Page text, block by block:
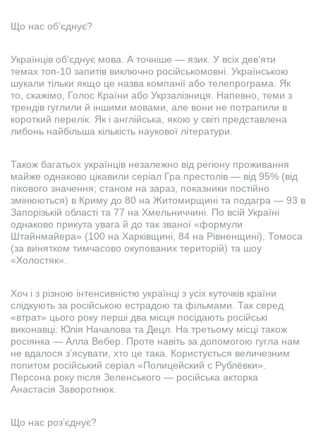
Що нас об’єднує?
Українців об’єднує мова. А точніше — язик. У всіх дев’яти
темах топ-10 запитів виключно російськомовні. Українською
шукали тільки якщо це назва компанії або телепрограма. Як
то, скажімо, Голос Країни або Укрзалізниця. Напевно, теми з
трендів гуглили й іншими мовами, але вони не потрапили в
короткий перелік. Як і англійська, якою у світі представлена
либонь найбільша кількість наукової літератури.
Також багатьох українців незалежно від регіону проживання
майже однаково цікавили серіал Гра престолів — від 95% (від
пікового значення; станом на зараз, показники постійно
змінюються) в Криму до 80 на Житомирщині та подагра — 93 в
Запорізькій області та 77 на Хмельниччині. По всій Україні
однаково прикута увага й до так званої «формули
Штайнмайера» (100 на Харківщині, 84 на Рівненщині), Томоса
(за винятком тимчасово окупованих територій) та шоу
«Холостяк».
Хоч і з різною інтенсивністю українці з усіх куточків країни
слідкують за російською естрадою та фільмами. Так серед
«втрат» цього року перші два місця посідають російські
виконавці: Юлія Началова та Децл. На третьому місці також
росіянка — Алла Вебер. Проте навіть за допомогою гугла нам
не вдалося з’ясувати, хто це така. Користується величезним
попитом російський серіал «Полицейский с Рублёвки».
Персона року після Зеленського — російська акторка
Анастасія Заворотнюк.
Що нас роз’єднує?